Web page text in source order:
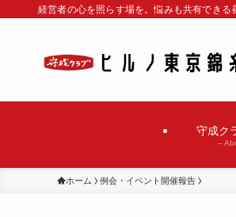
経営者の心を照らす場を。悩みも共有できる
守成ク
–
ホーム 例会・イベント開催報告